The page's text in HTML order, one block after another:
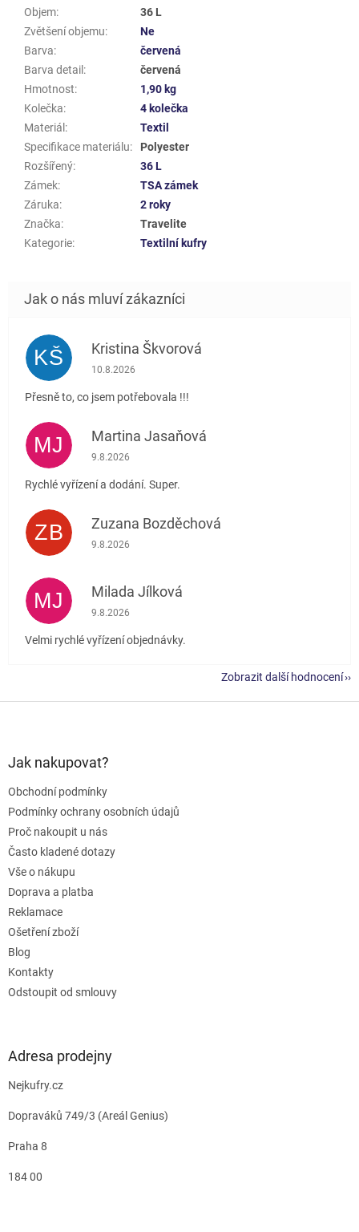
Objem:
36 L
Zvětšení objemu:
Ne
Barva:
červená
Barva detail :
červená
Hmotnost:
1,90 kg
Kolečka:
4 kolečka
Materiál :
Textil
Specifikace materiálu:
Polyester
Rozšířený:
36 L
Zámek:
TSA zámek
Záruka:
2 roky
Značka:
Travelite
Kategorie: Textilní kufry
KŠ Kristina Škvorová
Hodnocení obchodu je 5 z 5 hvězdiček.
10.8.2026
Přesně to, co jsem potřebovala !!!
MJ Martina Jasaňová
Hodnocení obchodu je 5 z 5 hvězdiček.
9.8.2026
Rychlé vyřízení a dodání. Super.
ZB Zuzana Bozděchová
Hodnocení obchodu je 5 z 5 hvězdiček.
9.8.2026
MJ Milada Jílková
Hodnocení obchodu je 5 z 5 hvězdiček.
9.8.2026
Velmi rychlé vyřízení objednávky.
Zobrazit další hodnocení
Jak nakupovat?
Obchodní podmínky
Podmínky ochrany osobních údajů
Proč nakoupit u nás
Často kladené dotazy
Vše o nákupu
Doprava a platba
Reklamace
Ošetření zboží
Blog
Kontakty
Odstoupit od smlouvy
Adresa prodejny
Nejkufry.cz
Dopraváků 749/3 (Areál Genius)
Praha 8
184 00